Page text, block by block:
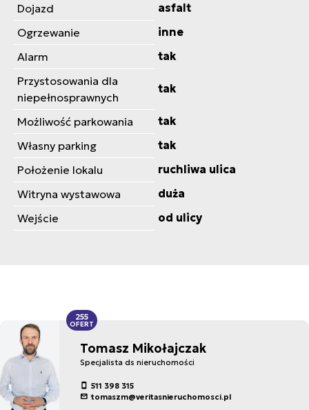
Dojazd
asfalt
Ogrzewanie
inne
Alarm
tak
Przystosowania dla
niepełnosprawnych
tak
Możliwość parkowania
tak
Własny parking
tak
Położenie lokalu
ruchliwa ulica
Witryna wystawowa
duża
Wejście
od ulicy
Tomasz Mikołajczak
Specjalista ds nieruchomości
511 398 315
tomaszm@veritasnieruchomosci.pl
255
OFERT